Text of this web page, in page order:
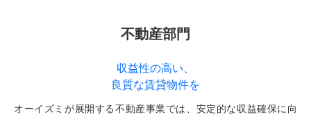
不動産部門
収益性の高い、
良質な賃貸物件を
オーイズミが展開する不動産事業では、安定的な収益確保に向